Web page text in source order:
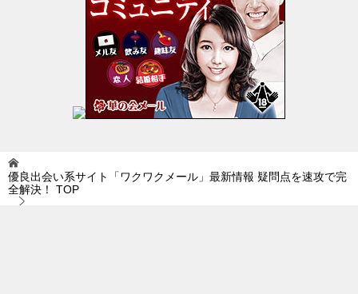
優良出会い系サイト「ワクワクメール」最新情報 疑問点を速攻で完
全解決！
TOP